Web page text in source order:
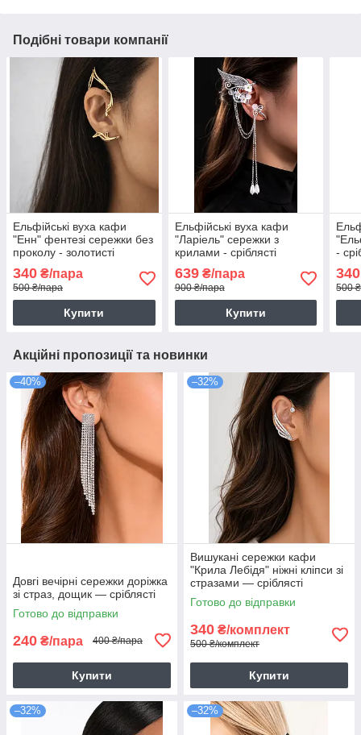
Подібні товари компанії
Ельфійські вуха кафи
"Енн" фентезі сережки без
проколу - золотисті
340 ₴/пара
500 ₴/пара
Купити
Ельфійські вуха кафи
"Ларіель" сережки з
крилами - сріблясті
639₴/пара
900 ₴/пара
Купити
-
340
500
Акційні пропозиції та новинки
–40%
Довгі вечірні сережки доріжка
зі страз, дощик — сріблясті
Готово до відправки
240 ₴/пара 400 ₴/пара
Купити
–32%
Вишукані сережки кафи
"Крила Лебідя" ніжні кліпси зі
стразами — сріблясті
Готово до відправки
340 ₴/комплект
500 ₴/комплект
Купити
–32% –32%